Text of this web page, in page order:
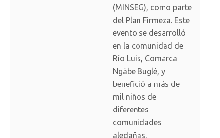
(MINSEG), como parte
del Plan Firmeza. Este
evento se desarrolló
en la comunidad de
Río Luis, Comarca
Ngäbe Buglé, y
benefició a más de
mil niños de
diferentes
comunidades
aledañas.